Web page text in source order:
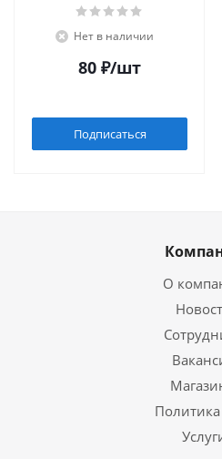
Нет в наличии
80 ₽/шт
Подписаться
О